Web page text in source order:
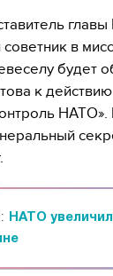
советник в
будет
к
НАТО